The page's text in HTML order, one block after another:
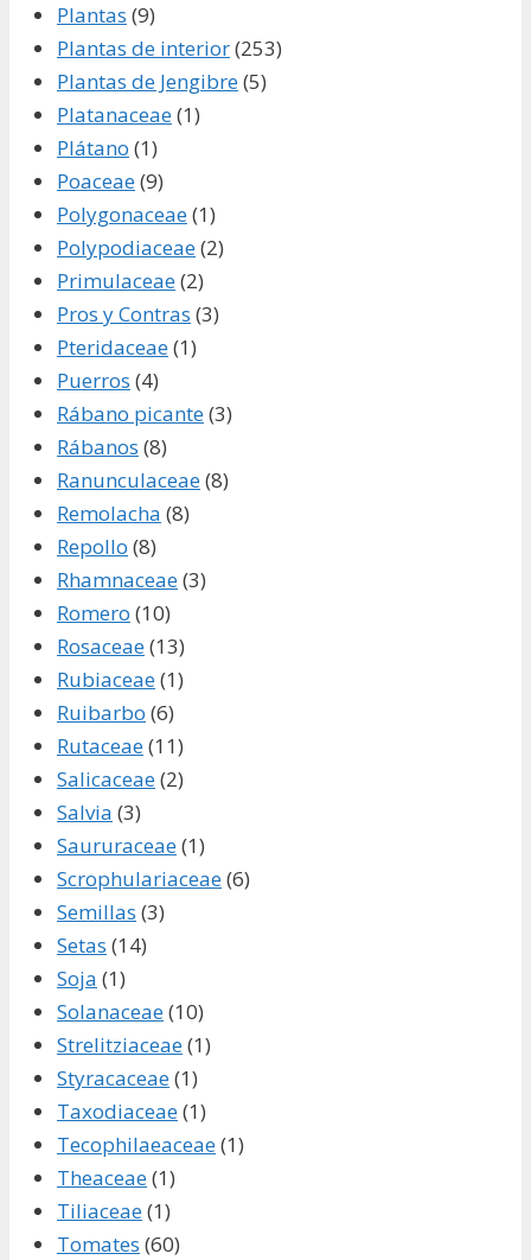
Plantas (9)
Plantas de interior(253)
Plantas de Jengibre(5)
Platanaceae(1)
Plátano (1)
Poaceae(9)
Polygonaceae(1)
Polypodiaceae(2)
Primulaceae(2)
Pros y Contras (3)
Pteridaceae(1)
Puerros (4)
Rábano picante(3)
Rábanos (8)
Ranunculaceae(8)
Remolacha (8)
Repollo (8)
Rhamnaceae(3)
Romero (10)
Rosaceae(13)
Rubiaceae(1)
Ruibarbo (6)
Rutaceae(11)
Salicaceae(2)
Salvia (3)
Saururaceae(1)
Scrophulariaceae(6)
Semillas (3)
Setas (14)
Soja (1)
Solanaceae(10)
Strelitziaceae(1)
Styracaceae(1)
Taxodiaceae(1)
Tecophilaeaceae(1)
Theaceae(1)
Tiliaceae(1)
Tomates (60)